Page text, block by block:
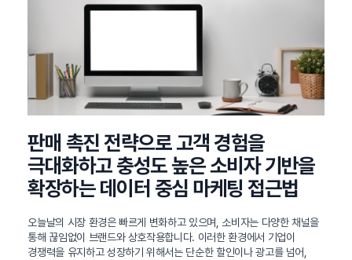
정부지원사업
판매 촉진 전략으로 고객 경험을
극대화하고 충성도 높은 소비자 기반을
확장하는 데이터 중심 마케팅 접근법
오늘날의 시장 환경은 빠르게 변화하고 있으며, 소비자는 다양한 채널을
통해 끊임없이 브랜드와 상호작용합니다. 이러한 환경에서 기업이
경쟁력을 유지하고 성장하기 위해서는 단순한 할인이나 광고를 넘어,